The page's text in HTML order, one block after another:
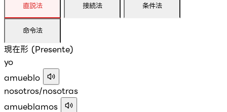
直説法 接続法 条件法
命令法
現在形 (Presente)
yo
amueblo
nosotros/nosotras
amueblamos